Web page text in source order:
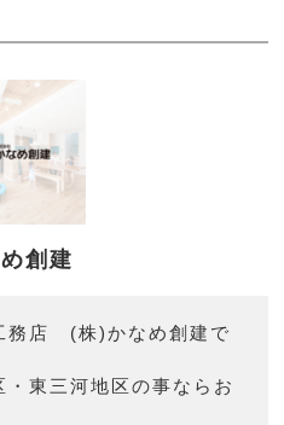
創建
務店 (株)かなめ創建で
東三河地区の事ならお